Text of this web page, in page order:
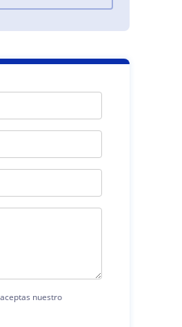
nuestro